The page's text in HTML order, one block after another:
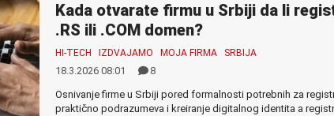
Kada otvarate firmu u Srbiji da li
.RS ili .COM domen?
HI-TECH IZDVAJAMO MOJA FIRMA SRBIJA
18.3.2026 08:01
8
Osnivanje firme u Srbiji pored formalnosti potrebnih za
praktično podrazumeva i kreiranje digitalnog identita a